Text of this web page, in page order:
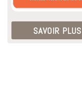
SAVOIR PLUS